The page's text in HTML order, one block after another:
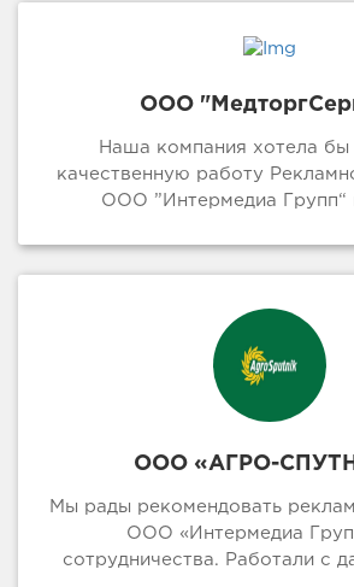
ООО
Наша компания хотела бы
качественную работу
ООО ”Интермедиа Групп“
ООО «АГРО-
Мы рады рекомендовать
ООО «Интермедиа
сотрудничества. Работали с